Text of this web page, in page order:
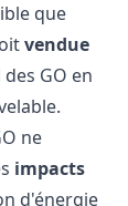
que
vendue
GO en
ne
impacts
d'énergie